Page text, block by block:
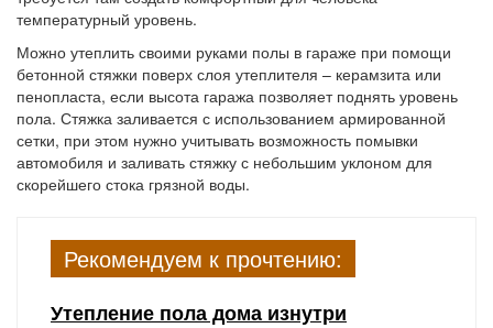
температурный уровень.
Можно утеплить своими руками полы в гараже при помощи
бетонной стяжки поверх слоя утеплителя – керамзита или
пенопласта, если высота гаража позволяет поднять уровень
пола. Стяжка заливается с использованием армированной
сетки, при этом нужно учитывать возможность помывки
автомобиля и заливать стяжку с небольшим уклоном для
скорейшего стока грязной воды.
Рекомендуем к прочтению:
Утепление пола дома изнутри